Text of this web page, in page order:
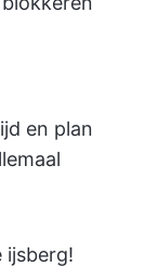
en plan
ijsberg!